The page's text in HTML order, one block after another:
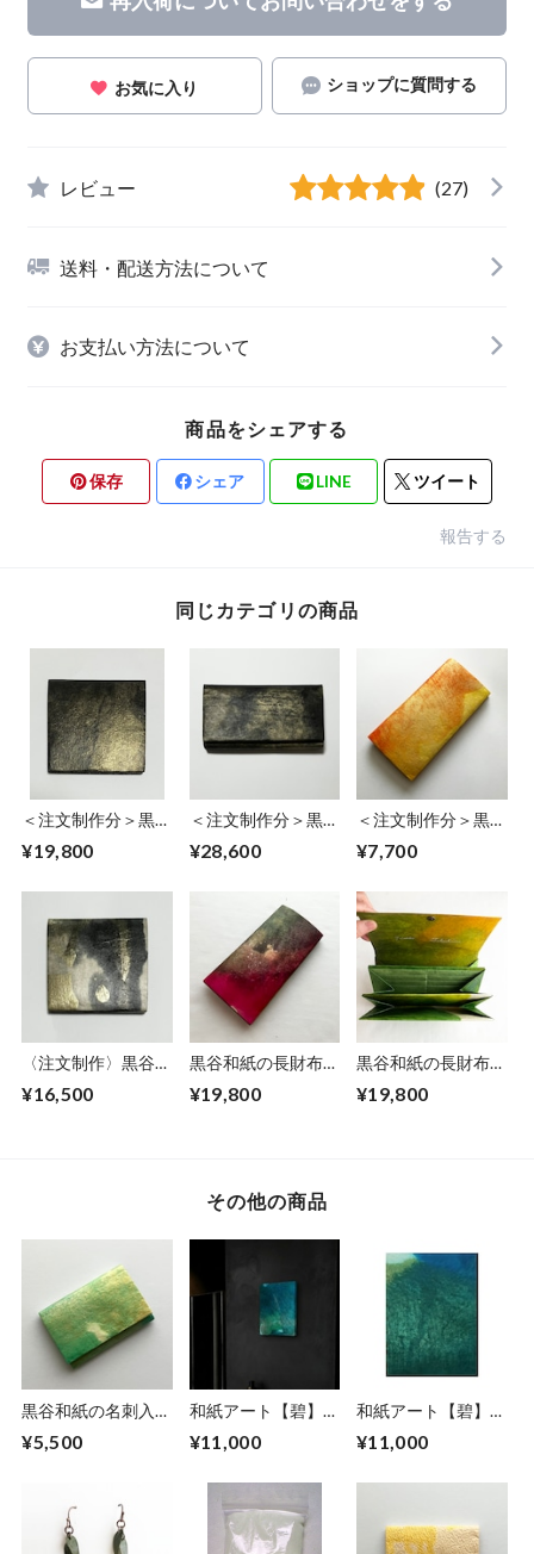
お気に入り ショップに質問する
レビュー (27)
送料・配送方法について
お支払い方法について
商品をシェアする
保存 シェア LINE ツイート
報告する
同じカテゴリの商品
＜注文制作分＞黒谷
曜】
¥19,800
＜注文制作分＞黒谷
曜】
¥28,600
＜注文制作分＞黒谷
金】No.5
¥7,700
〈注文制作〉黒谷和
No.2
¥16,500
黒谷和紙の長財布
¥19,800
黒谷和紙の長財布
¥19,800
その他の商品
黒谷和紙の名刺入れ
¥5,500
和紙アート【碧】
¥11,000
和紙アート【碧】
¥11,000